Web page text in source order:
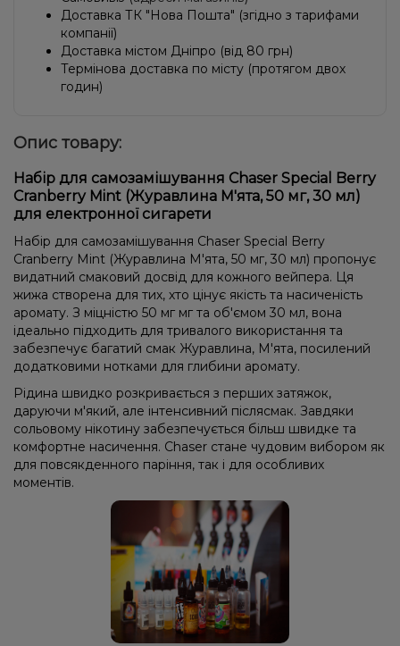
Доставка ТК "Нова Пошта" (згідно з тарифами
компанії)
Доставка містом Дніпро (від 80 грн)
Термінова доставка по місту (протягом двох
годин)
Опис товару:
Набір для самозамішування Chaser Special Berry
Cranberry Mint (Журавлина М'ята, 50 мг, 30 мл)
для електронної сигарети
Набір для самозамішування Chaser Special Berry
Cranberry Mint (Журавлина М'ята, 50 мг, 30 мл) пропонує
видатний смаковий досвід для кожного вейпера. Ця
жижа створена для тих, хто цінує якість та насиченість
аромату. З міцністю 50 мг мг та об'ємом 30 мл, вона
ідеально підходить для тривалого використання та
забезпечує багатий смак Журавлина, М'ята, посилений
додатковими нотками для глибини аромату.
Рідина швидко розкривається з перших затяжок,
даруючи м'який, але інтенсивний післясмак. Завдяки
сольовому нікотину забезпечується більш швидке та
комфортне насичення. Chaser стане чудовим вибором як
для повсякденного паріння, так і для особливих
моментів.